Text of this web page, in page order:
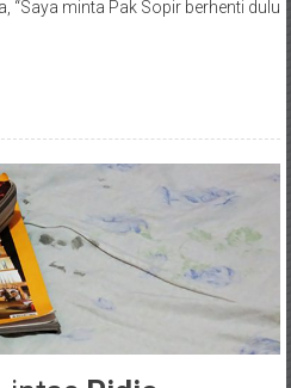
“Saya minta Pak Sopir berhenti dulu